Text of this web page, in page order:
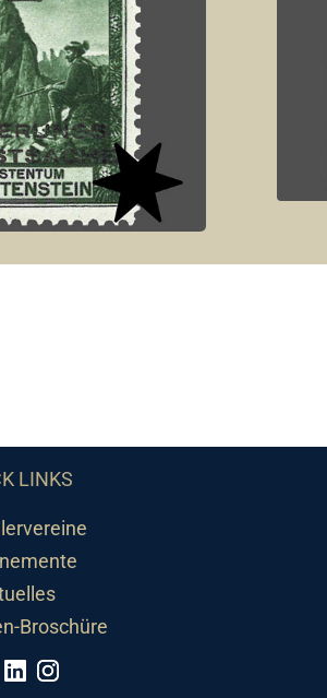
LINKS
Broschüre